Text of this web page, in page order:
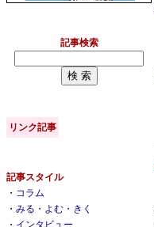
記事検索
リンク記事
記事スタイル
・ コラム
・ みる・よむ・きく
・ インタビュー